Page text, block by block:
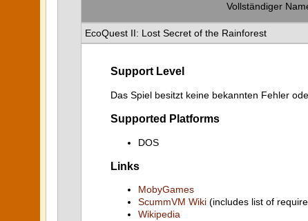
Vollständiger
EcoQuest II: Lost Secret of the Rainforest
Support Level
Das Spiel besitzt keine bekannten Fehler
Supported Platforms
DOS
Links
MobyGames
ScummVM Wiki (includes list of
Wikipedia